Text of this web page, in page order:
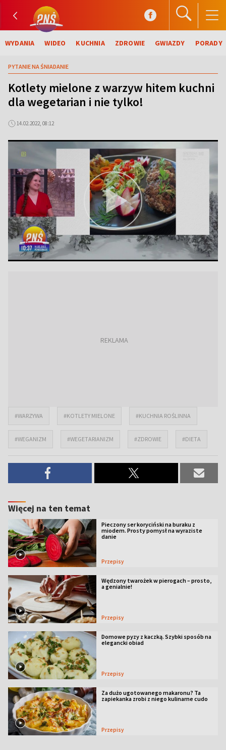
WYDANIA WIDEO KUCHNIA ZDROWIE GWIAZDY PORADY
PYTANIE NA ŚNIADANIE
Kotlety mielone z warzyw hitem kuchni
dla wegetarian i nie tylko!
14.02.2022, 08:12
#WARZYWA #KOTLETY MIELONE #KUCHNIA ROŚLINNA
#WEGANIZM #WEGETARIANIZM #ZDROWIE #DIETA
Więcej na ten temat
Pieczony ser koryciński na buraku z
miodem. Prosty pomysł na wyraziste
danie
Przepisy
Wędzony twarożek w pierogach – prosto,
a genialnie!
Przepisy
Domowe pyzy z kaczką. Szybki sposób na
elegancki obiad
Przepisy
Za dużo ugotowanego makaronu? Ta
zapiekanka zrobi z niego kulinarne cudo
Przepisy